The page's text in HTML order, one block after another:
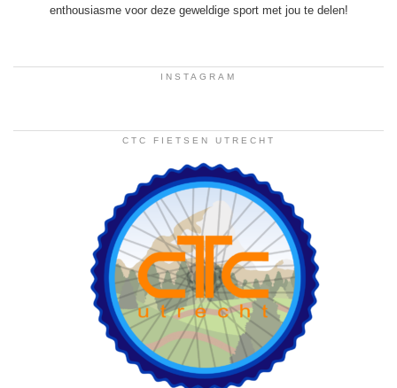
enthousiasme voor deze geweldige sport met jou te delen!
INSTAGRAM
CTC FIETSEN UTRECHT